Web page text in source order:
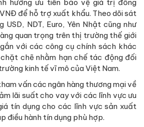
hướng ưu tiên bảo vệ giá trị đồng
để hỗ trợ xuất khẩu. Theo dõi sát
USD, NDT, Euro, Yên Nhật cũng như
quan trọng trên thị trường thế giới
với các công cụ chính sách khác
chẽ nhằm hạn chế tác động đối
kinh tế vĩ mô của Việt Nam.
vấn các ngân hàng thương mại về
lãi suất cho vay với các lĩnh vực ưu
tín dụng cho các lĩnh vực sản xuất
điều hành tín dụng phù hợp.